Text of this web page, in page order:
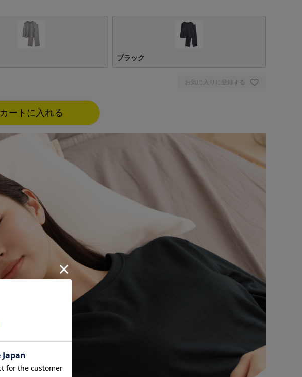
ブラック
お気に入りに登録する
カートに入れる